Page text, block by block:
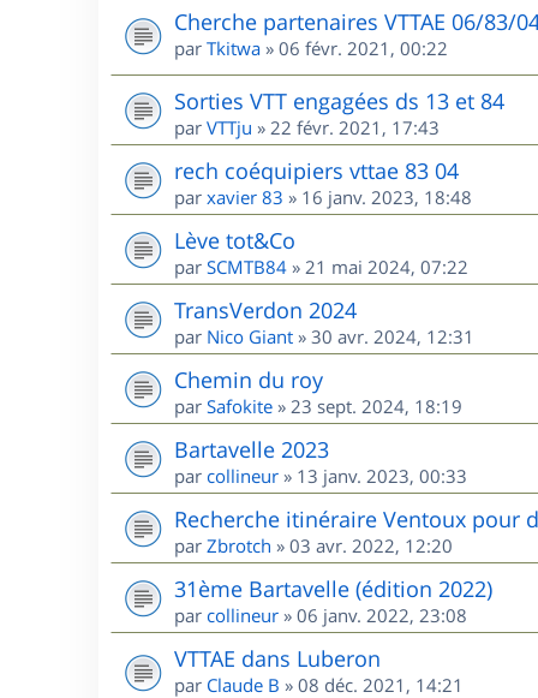
Cherche partenaires VTTAE 06/83/
par Tkitwa » 06 févr. 2021, 00:22
Sorties VTT engagées ds 13 et 84
par VTTju » 22 févr. 2021, 17:43
rech coéquipiers vttae 83 04
par xavier 83 » 16 janv. 2023, 18:48
Lève tot&Co
par SCMTB84 » 21 mai 2024, 07:22
TransVerdon 2024
par Nico Giant » 30 avr. 2024, 12:31
Chemin du roy
par Safokite » 23 sept. 2024, 18:19
Bartavelle 2023
par collineur » 13 janv. 2023, 00:33
Recherche itinéraire Ventoux pour
par Zbrotch » 03 avr. 2022, 12:20
31ème Bartavelle (édition 2022)
par collineur » 06 janv. 2022, 23:08
VTTAE dans Luberon
par Claude B » 08 déc. 2021, 14:21